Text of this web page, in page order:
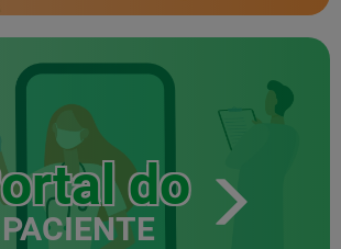
do
PACIENTE